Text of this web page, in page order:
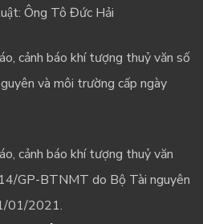
Ông Tô Đức Hải
cảnh báo khí tượng thuỷ văn số
và môi trường cấp ngày
cảnh báo khí tượng thuỷ văn
GP-BTNMT do Bộ Tài nguyên
01/2021.